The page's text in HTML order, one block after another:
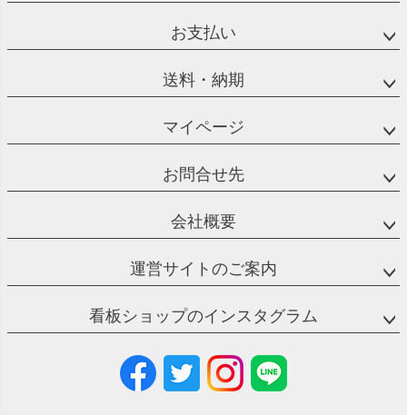
お支払い
送料・納期
マイページ
お問合せ先
会社概要
運営サイトのご案内
看板ショップのインスタグラム